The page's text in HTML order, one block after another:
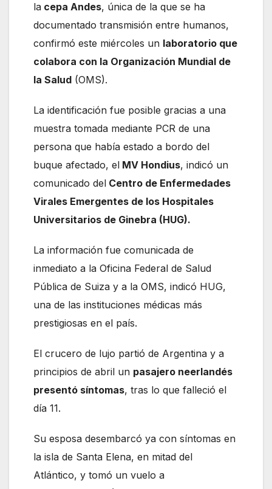
la cepa Andes, única de la que se ha
documentado transmisión entre humanos,
confirmó este miércoles un laboratorio que
colabora con la Organización Mundial de
la Salud (OMS).
La identificación fue posible gracias a una
muestra tomada mediante PCR de una
persona que había estado a bordo del
buque afectado, el MV Hondius, indicó un
comunicado del Centro de Enfermedades
Virales Emergentes de los Hospitales
Universitarios de Ginebra (HUG).
La información fue comunicada de
inmediato a la Oficina Federal de Salud
Pública de Suiza y a la OMS, indicó HUG,
una de las instituciones médicas más
prestigiosas en el país.
El crucero de lujo partió de Argentina y a
principios de abril un pasajero neerlandés
presentó síntomas, tras lo que falleció el
día 11.
Su esposa desembarcó ya con síntomas en
la isla de Santa Elena, en mitad del
Atlántico, y tomó un vuelo a